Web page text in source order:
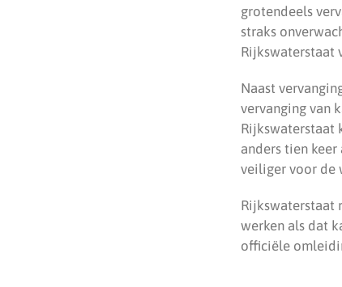
grotendeels
straks
Rijkswaterstaat
Naast
vervanging van
Rijkswaterstaat
anders tien
veiliger voor de
Rijkswaterstaat
werken als dat
officiële